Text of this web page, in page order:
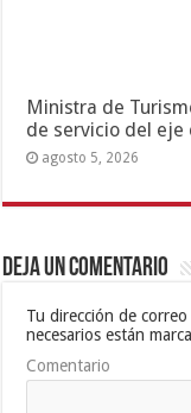
Ministra de
de servicio del eje
agosto 5, 2026
Deja un comentario
Tu dirección de
necesarios están
Comentario